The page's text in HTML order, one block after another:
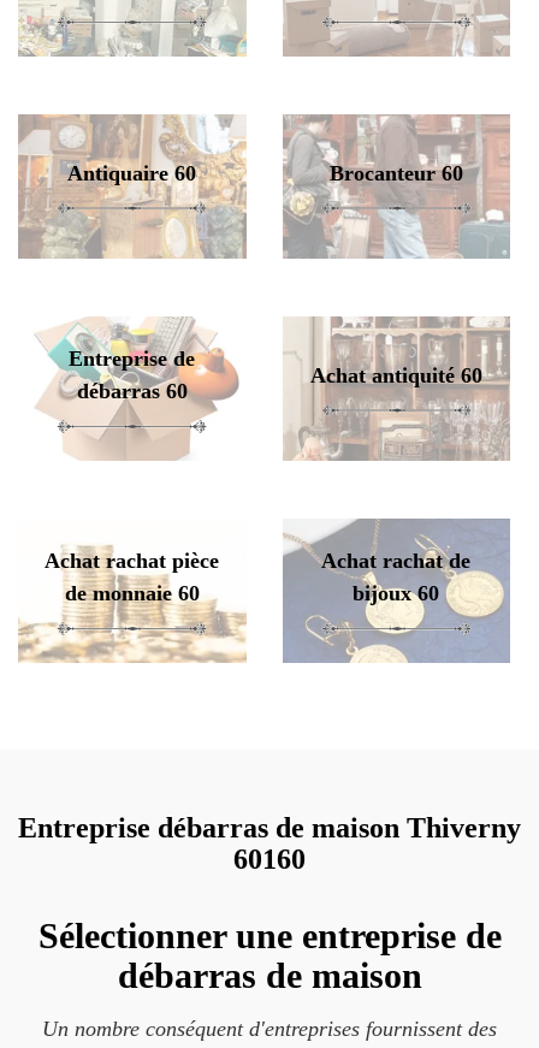
Antiquaire 60 Brocanteur 60
Entreprise de
débarras 60
Achat antiquité 60
Achat rachat pièce
de monnaie 60
Achat rachat de
bijoux 60
Entreprise débarras de maison Thiverny
60160
Sélectionner une entreprise de
débarras de maison
Un nombre conséquent d'entreprises fournissent des